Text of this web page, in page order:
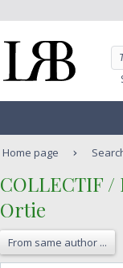
Home page
‎COLLECTIF /
‎Ortie ‎
From same author ...